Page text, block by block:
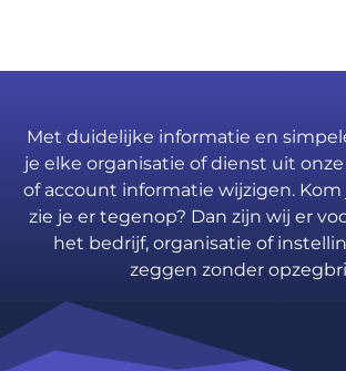
Met duidelijke informatie en
je elke organisatie of dienst uit
of account informatie wijzigen.
zie je er tegenop? Dan zijn wij er
het bedrijf, organisatie of
zeggen zonder